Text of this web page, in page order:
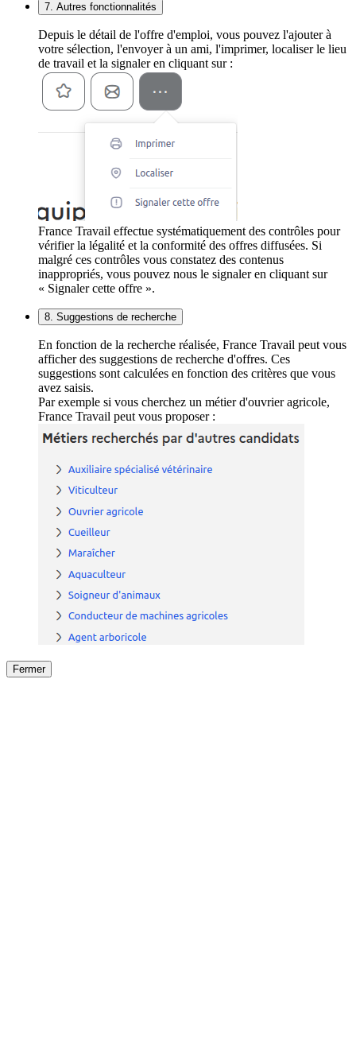
7. Autres fonctionnalités
Depuis le détail de l'offre d'emploi, vous pouvez l'ajouter à
votre sélection, l'envoyer à un ami, l'imprimer, localiser le lieu
de travail et la signaler en cliquant sur :
France Travail effectue systématiquement des contrôles pour
vérifier la légalité et la conformité des offres diffusées. Si
malgré ces contrôles vous constatez des contenus
inappropriés, vous pouvez nous le signaler en cliquant sur
« Signaler cette offre ».
8. Suggestions de recherche
En fonction de la recherche réalisée, France Travail peut vous
afficher des suggestions de recherche d'offres. Ces
suggestions sont calculées en fonction des critères que vous
avez saisis.
Par exemple si vous cherchez un métier d'ouvrier agricole,
France Travail peut vous proposer :
Fermer